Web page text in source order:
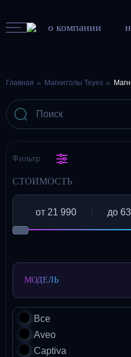
о компании
Главная Магнитолы Teyes
Фильтр
СТОИМОСТЬ
МОДЕЛЬ
Все
Aveo
Captiva